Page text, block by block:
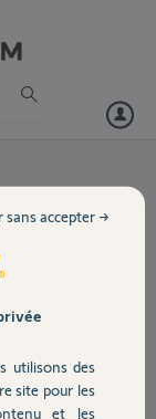
se lance
utilisons des
site pour les
et les
sans accepter →